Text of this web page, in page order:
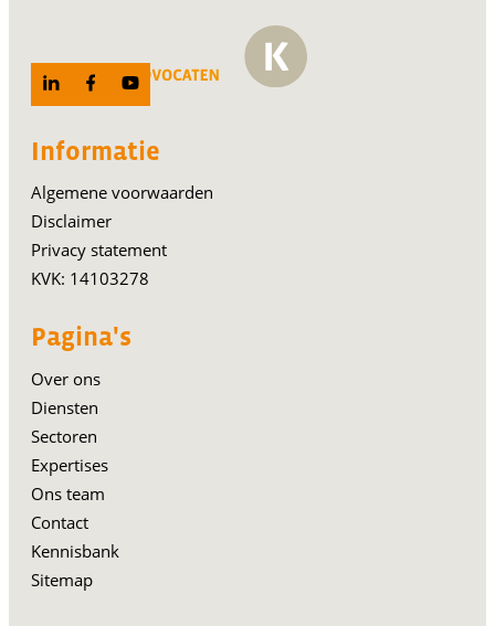
Informatie
Algemene voorwaarden
Disclaimer
Privacy statement
KVK: 14103278
Pagina's
Over ons
Diensten
Sectoren
Expertises
Ons team
Contact
Kennisbank
Sitemap